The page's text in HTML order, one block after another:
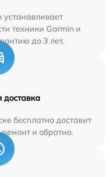
техники Garmin и
до 3 лет.
доставка
бесплатно доставит
и обратно.